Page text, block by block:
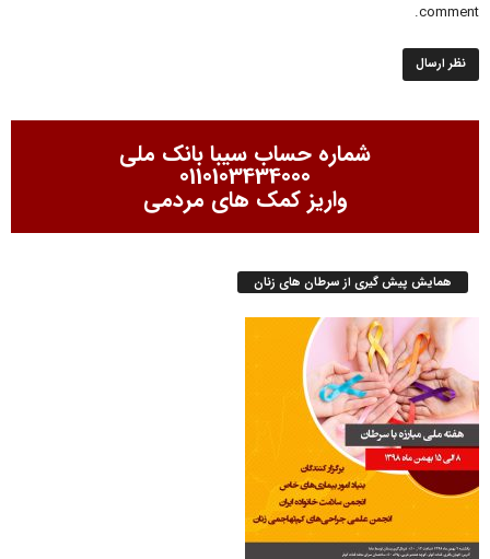
comment.
شماره حساب سیبا بانک ملی
0110103434000
واریز کمک های مردمی
همایش پیش گیری از سرطان های زنان